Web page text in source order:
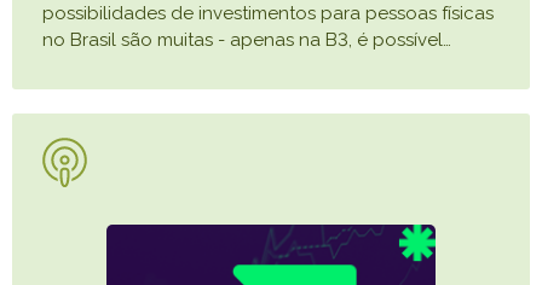
possibilidades de investimentos para pessoas físicas
no Brasil são muitas - apenas na B3, é possível…